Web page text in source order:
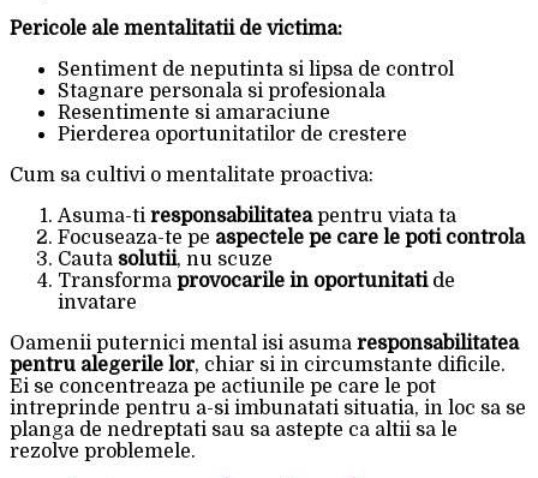
Pericole ale mentalitatii de victima:
Sentiment de neputinta si lipsa de control
Stagnare personala si profesionala
Resentimente si amaraciune
Pierderea oportunitatilor de crestere
Cum sa cultivi o mentalitate proactiva:
Asuma-ti responsabilitateapentru viata ta
Focuseaza-te pe aspectele pe care le poti controla
Cauta solutii, nu scuze
Transforma provocarile in oportunitatide
invatare
Oamenii puternici mental isi asuma responsabilitatea
pentru alegerile lor, chiar si in circumstante dificile.
Ei se concentreaza pe actiunile pe care le pot
intreprinde pentru a-si imbunatati situatia, in loc sa se
planga de nedreptati sau sa astepte ca altii sa le
rezolve problemele.